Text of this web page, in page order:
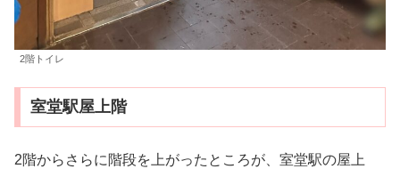
2階トイレ
室堂駅屋上階
2階からさらに階段を上がったところが、室堂駅の屋上